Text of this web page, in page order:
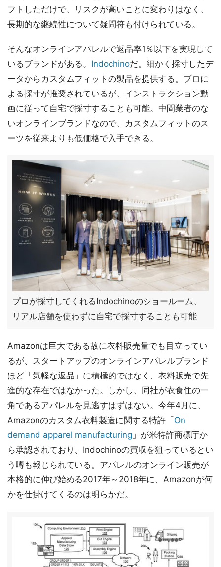
フトしただけで、リスクが高いことに変わりはなく、
長期的な継続性について疑問符も付けられている。
そんなオンラインアパレルで返品率1％以下を実現して
いるブランドがある。 Indochinoだ。細かく採寸したデ
ータからカスタムフィットの製品を提供する。プロに
よる採寸が推奨されているが、インストラクション動
画に従って自宅で採寸することも可能。中間業者のな
いオンラインブランドなので、カスタムフィットのス
ーツを従来よりも低価格で入手できる。
プロが採寸してくれるIndochinoのショールーム、
リアル店舗を使わずに自宅で採寸することも可能
Amazonは巨大である故に衣料販売量でも目立ってい
るが、スタートアップのオンラインアパレルブランド
ほど「気軽な返品」に積極的ではなく、衣料販売で先
進的な存在ではなかった。しかし、同社が衣食住の一
角であるアパレルを見逃すはずはない。今年4月に、
Amazonのカスタム衣料製造に関する特許「 On
demand apparel manufacturing 」が米特許商標庁か
ら承認されており、Indochinoの買収を狙っているとい
う噂も報じられている。アパレルのオンライン販売が
本格的に伸び始める2017年～2018年に、Amazonが何
かを仕掛けてくるのは明らかだ。